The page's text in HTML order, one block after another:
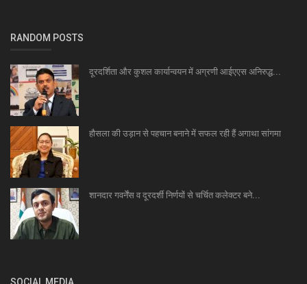
RANDOM POSTS
दूरदर्शिता और कुशल कार्यान्वयन में अग्रणी आईएएस अनिरुद्ध...
हौसला की उड़ान से पहचान बनाने में सफल रही हैं अगाथा सांगमा
शानदार गवर्नेंस व दूरदर्शी निर्णयों से चर्चित कलेक्टर बने...